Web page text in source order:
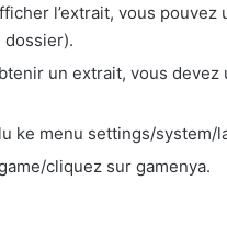
l’extrait, vous
dossier).
un extrait, vous
ke menu settings/system/
cliquez sur gamenya.